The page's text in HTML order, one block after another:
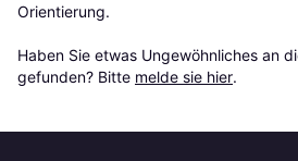
Orientierung.
Haben Sie etwas Ungewöhnliches an
gefunden? Bitte melde sie hier.